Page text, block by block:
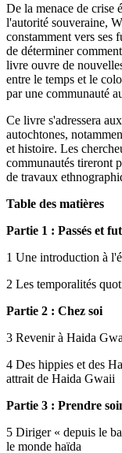
De la menace de crise
l'autorité souveraine,
constamment vers ses
de déterminer
livre ouvre de
entre le temps et le
par une communauté
Ce livre s'adressera
autochtones,
et histoire. Les
communautés tireront
de travaux
Table des matières
Partie 1 : Passés et
1 Une introduction à
2 Les temporalités
Partie 2 : Chez soi
3 Revenir à Haida
4 Des hippies et des
attrait de Haida Gwaii
Partie 3 : Prendre
5 Diriger « depuis le
le monde haïda